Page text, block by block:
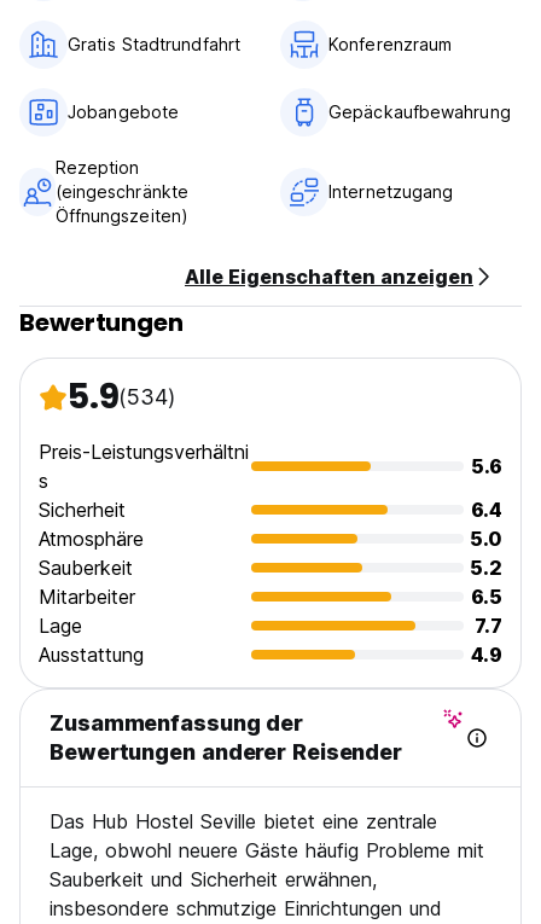
Gratis Stadtrundfahrt Konferenzraum
Jobangebote Gepäckaufbewahrung
Rezeption
(eingeschränkte
Öffnungszeiten)
Internetzugang
Alle Eigenschaften anzeigen
Bewertungen
5.9(534)
Preis-Leistungsverhältni
s
5.6
Sicherheit
6.4
Atmosphäre
5.0
Sauberkeit
5.2
Mitarbeiter
6.5
Lage
7.7
Ausstattung
4.9
Zusammenfassung der
Bewertungen anderer Reisender
Das Hub Hostel Seville bietet eine zentrale
Lage, obwohl neuere Gäste häufig Probleme mit
Sauberkeit und Sicherheit erwähnen,
insbesondere schmutzige Einrichtungen und